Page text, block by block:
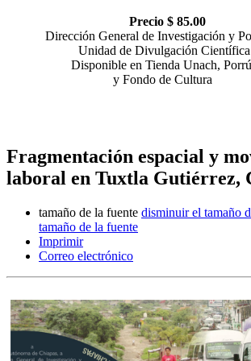
Precio $ 85.00
Dirección General de Investigación y
Unidad de Divulgación Científica
Disponible en Tienda Unach,
y Fondo de Cultura
Fragmentación espacial y
laboral en Tuxtla Gutiérrez,
tamaño de la fuente disminuir el tamaño
tamaño de la fuente
Imprimir
Correo electrónico